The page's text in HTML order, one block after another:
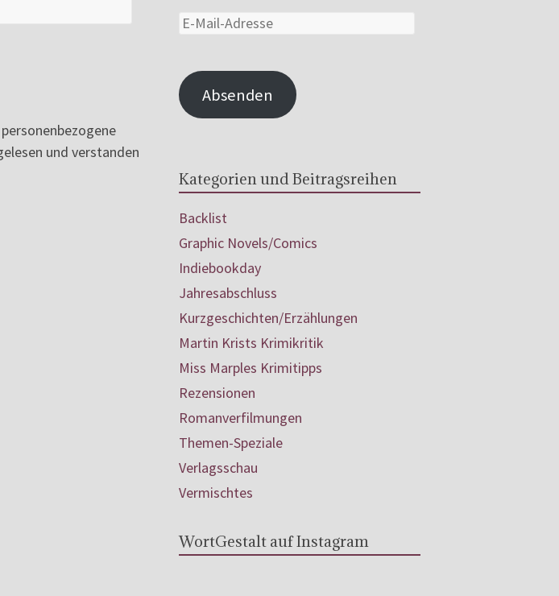
und verstanden
Absenden
Kategorien und Beitragsreihen
Backlist
Graphic Novels/Comics
Indiebookday
Jahresabschluss
Kurzgeschichten/Erzählungen
Martin Krists Krimikritik
Miss Marples Krimitipps
Rezensionen
Romanverfilmungen
Themen-Speziale
Verlagsschau
Vermischtes
WortGestalt auf Instagram